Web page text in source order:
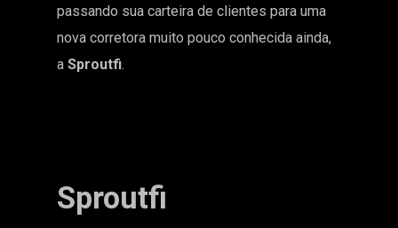
passando sua carteira de clientes para uma
nova corretora muito pouco conhecida ainda,
aSproutfi.
Sproutfi